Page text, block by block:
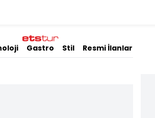
Gastro Stil Resmi İlanlar